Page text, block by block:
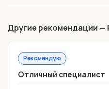
Другие рекомендации —
Рекомендую
Отличный специалист